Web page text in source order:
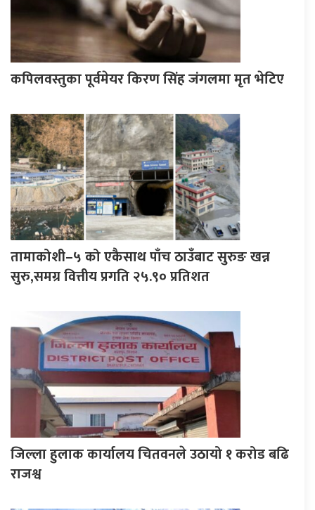
कपिलवस्तुका पूर्वमेयर किरण सिंह जंगलमा मृत भेटिए
तामाकोशी–५ को एकैसाथ पाँच ठाउँबाट सुरुङ खन्न
सुरु,समग्र वित्तीय प्रगति २५.९० प्रतिशत
जिल्ला हुलाक कार्यालय चितवनले उठायो १ करोड बढि
राजश्व